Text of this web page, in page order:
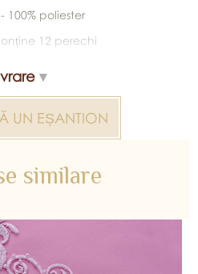
100% poliester
12 perechi
UN EȘANTION
similare